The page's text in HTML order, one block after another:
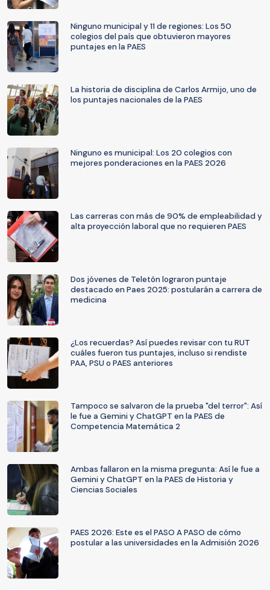
Ninguno municipal y 11 de regiones: Los 50
colegios del país que obtuvieron mayores
puntajes en la PAES
La historia de disciplina de Carlos Armijo, uno de
los puntajes nacionales de la PAES
Ninguno es municipal: Los 20 colegios con
mejores ponderaciones en la PAES 2026
Las carreras con más de 90% de empleabilidad y
alta proyección laboral que no requieren PAES
Dos jóvenes de Teletón lograron puntaje
destacado en Paes 2025: postularán a carrera de
medicina
¿Los recuerdas? Así puedes revisar con tu RUT
cuáles fueron tus puntajes, incluso si rendiste
PAA, PSU o PAES anteriores
Tampoco se salvaron de la prueba "del terror": Así
le fue a Gemini y ChatGPT en la PAES de
Competencia Matemática 2
Ambas fallaron en la misma pregunta: Así le fue a
Gemini y ChatGPT en la PAES de Historia y
Ciencias Sociales
PAES 2026: Este es el PASO A PASO de cómo
postular a las universidades en la Admisión 2026